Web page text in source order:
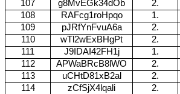
107
g8MvEGk34dOb 2.
108
RAFcg1roHpqo 1.
109
pJRfYnFvuA6a 2.
110
wTl2wExBHgPt 2.
111
J9IDAI42FH1j 1.
112
APWaBRcB8lWO 2.
113
uCHtD81xB2al 2.
114
zCfSjX4lqali 2.